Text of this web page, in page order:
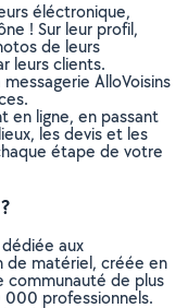
éléctronique,
! Sur leur profil,
de leurs
leurs clients.
AlloVoisins
en ligne, en passant
les devis et les
étape de votre
aux
de matériel, créée en
communauté de plus
professionnels.